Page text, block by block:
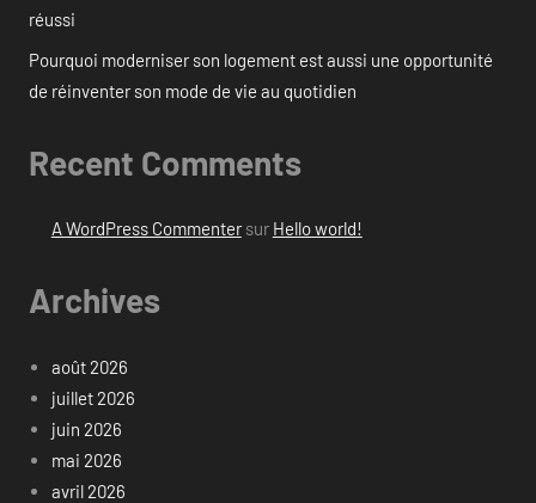
réussi
Pourquoi moderniser son logement est aussi une opportunité
de réinventer son mode de vie au quotidien
Recent Comments
A WordPress Commentersur Hello world!
Archives
août 2026
juillet 2026
juin 2026
mai 2026
avril 2026